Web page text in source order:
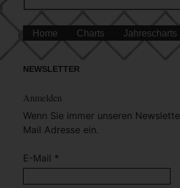
Home Charts Jahrescharts
NEWSLETTER
Anmelden
Wenn Sie immer unseren
Mail Adresse ein.
E-Mail *